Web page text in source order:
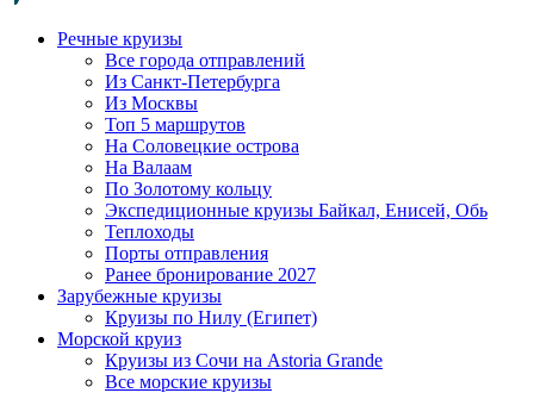
Речные круизы
Все города отправлений
Из Санкт-Петербурга
Из Москвы
Топ 5 маршрутов
На Соловецкие острова
На Валаам
По Золотому кольцу
Экспедиционные круизы Байкал, Енисей, Обь
Теплоходы
Порты отправления
Ранее бронирование 2027
Зарубежные круизы
Круизы по Нилу (Египет)
Морской круиз
Круизы из Сочи на Astoria Grande
Все морские круизы